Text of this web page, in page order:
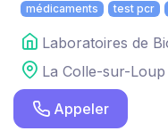
médicaments test pcr
Laboratoires de
La Colle-sur-Loup
Appeler